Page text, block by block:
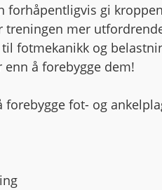
forhåpentligvis gi
mer
fotmekanikk og
å forebygge dem!
fot- og